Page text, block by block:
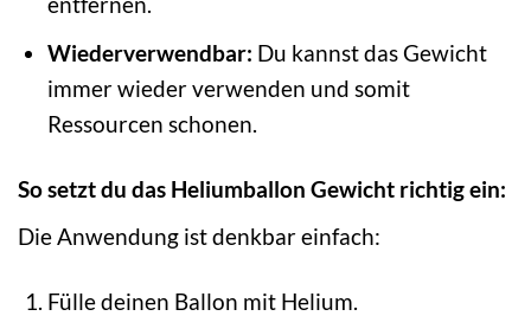
Wiederverwendbar: Du kannst das Gewicht
immer wieder verwenden und somit
Ressourcen schonen.
So setzt du das Heliumballon Gewicht richtig ein:
Die Anwendung ist denkbar einfach:
Fülle deinen Ballon mit Helium.